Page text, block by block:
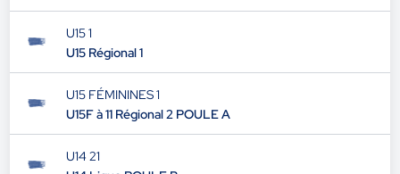
U15 1
U15 Régional 1
U15 FÉMININES 1
U15F à 11 Régional 2 POULE A
U14 21